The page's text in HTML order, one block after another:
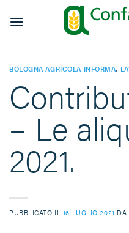
BOLOGNA AGRICOLA INFORMA,
– Le
2021.
PUBBLICATO IL 16 LUGLIO 2021 DA